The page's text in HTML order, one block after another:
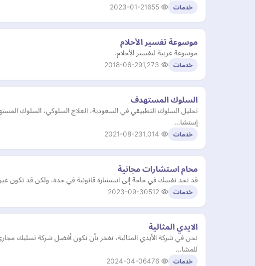
خدمات 2023-01-21
موسوعة تفسير الأحلام
موسوعة عربية لتفسير الأحلام.
خدمات 2018-06-29
السلوك المستهدف
تحليل السلوك التطبيقي في السعودية، العلاج السلوكي، السلوك
إستشا…
خدمات 2021-08-23
محام استشارات مجانية
قد تجد نفسك في حاجة إلى استشارة قانونية في جدة، ولكن قد تكون
خدمات 2023-09-30
الايدي المثالية
نحن في شركة الأيدي المثالية، نفخر بأن نكون أفضل شركة تسليك
للمشا…
خدمات 2024-04-06